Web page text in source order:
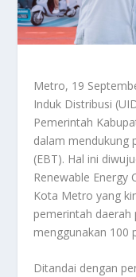
Metro, 19
Induk Distribusi
Pemerintah
dalam mendukung
(EBT). Hal ini
Renewable Energy
Kota Metro yang
pemerintah
menggunakan 100
Ditandai dengan